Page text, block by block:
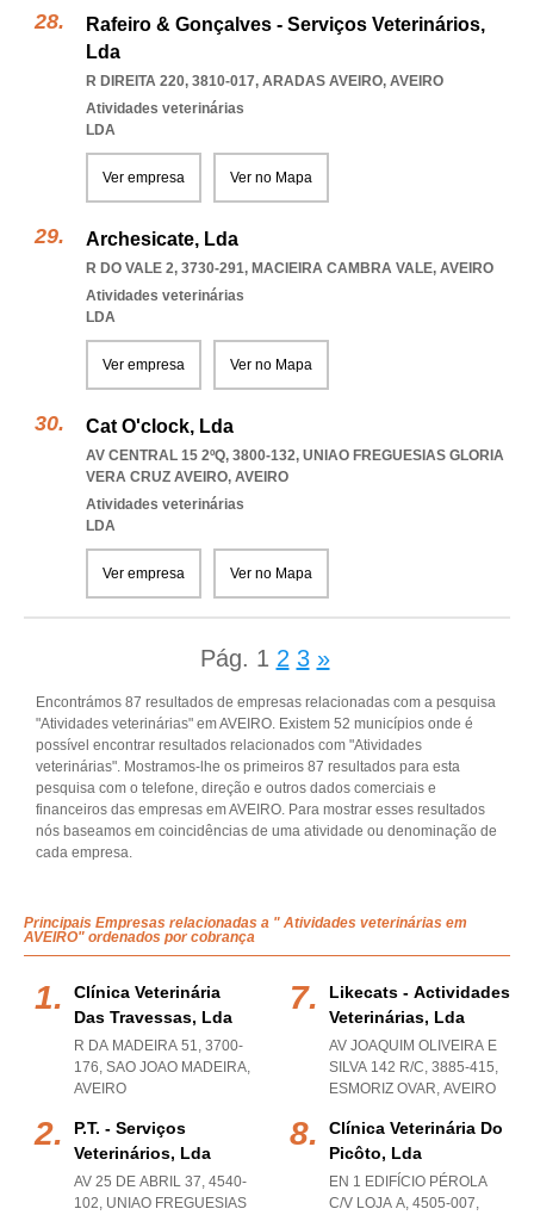
Rafeiro & Gonçalves - Serviços Veterinários,
Lda
R DIREITA 220, 3810-017, ARADAS AVEIRO, AVEIRO
Atividades veterinárias
LDA
Ver empresa Ver no Mapa
Archesicate, Lda
R DO VALE 2, 3730-291, MACIEIRA CAMBRA VALE, AVEIRO
Atividades veterinárias
LDA
Ver empresa Ver no Mapa
Cat O'clock, Lda
AV CENTRAL 15 2ºQ, 3800-132, UNIAO FREGUESIAS GLORIA
VERA CRUZ AVEIRO, AVEIRO
Atividades veterinárias
LDA
Ver empresa Ver no Mapa
Pág. 1 2 3 »
Encontrámos 87 resultados de empresas relacionadas com a pesquisa
"Atividades veterinárias" em AVEIRO. Existem 52 municípios onde é
possível encontrar resultados relacionados com "Atividades
veterinárias". Mostramos-lhe os primeiros 87 resultados para esta
pesquisa com o telefone, direção e outros dados comerciais e
financeiros das empresas em AVEIRO. Para mostrar esses resultados
nós baseamos em coincidências de uma atividade ou denominação de
cada empresa.
Principais Empresas relacionadas a " Atividades veterinárias em
AVEIRO" ordenados por cobrança
Clínica Veterinária
Das Travessas, Lda
R DA MADEIRA 51, 3700-
176, SAO JOAO MADEIRA,
AVEIRO
P.t. - Serviços
Veterinários, Lda
AV 25 DE ABRIL 37, 4540-
102, UNIAO FREGUESIAS
Likecats - Actividades
Veterinárias, Lda
AV JOAQUIM OLIVEIRA E
SILVA 142 R/C, 3885-415,
ESMORIZ OVAR, AVEIRO
Clínica Veterinária Do
Picôto, Lda
EN 1 EDIFÍCIO PÉROLA
C/V LOJA A, 4505-007,